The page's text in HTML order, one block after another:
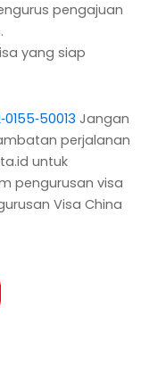
pengajuan
yang siap
Jangan
perjalanan
untuk
pengurusan visa
Visa China